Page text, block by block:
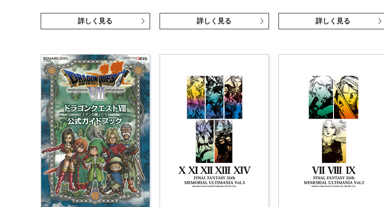
詳しく見る 詳しく見る 詳しく見る